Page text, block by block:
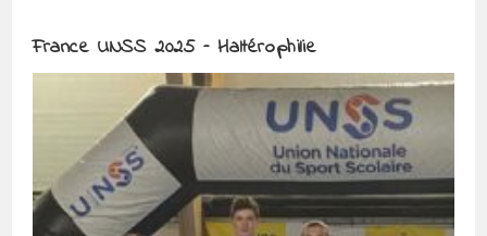
France UNSS 2025 – Haltérophilie